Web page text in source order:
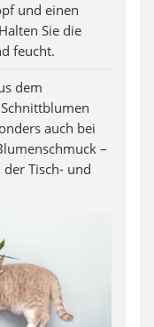
und einen
Sie die
feucht.
dem
auch bei
–
Tisch- und